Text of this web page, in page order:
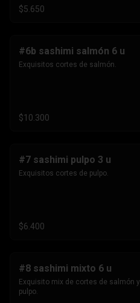
$5.650
#6b sashimi salmón 6 u
Exquisitos cortes de salmón.
$10.300
#7 sashimi pulpo 3 u
Exquisitos cortes de pulpo.
$6.400
#8 sashimi mixto 6 u
Exquisito mix de cortes de salmón y
pulpo.